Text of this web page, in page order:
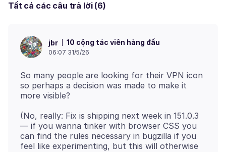
Tất cả các câu trả lời (6)
jbr 10 cộng tác viên hàng đầu
06:07 31/5/26
So many people are looking for their VPN icon
so perhaps a decision was made to make it
(No, really: Fix is shipping next week in 151.0.3
— if you wanna tinker with browser CSS you
can find the rules necessary in bugzilla if you
feel like experimenting, but this will otherwise